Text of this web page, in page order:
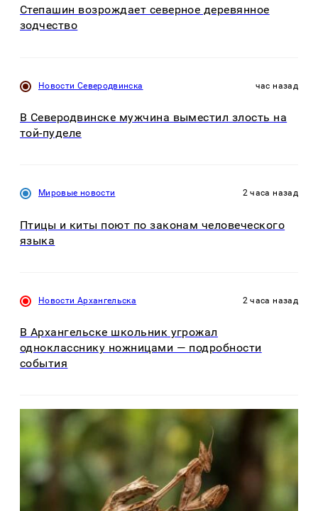
Степашин возрождает северное деревянное
зодчество
Новости Северодвинска час назад
В Северодвинске мужчина выместил злость на
той-пуделе
Мировые новости 2 часа назад
Птицы и киты поют по законам человеческого
языка
Новости Архангельска 2 часа назад
В Архангельске школьник угрожал
однокласснику ножницами — подробности
события